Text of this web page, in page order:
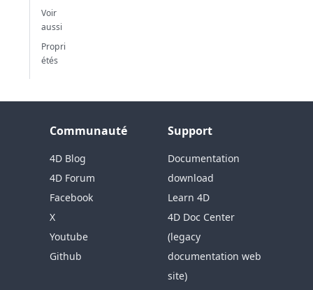
Voir
aussi
Propri
étés
Communauté
4D Blog
4D Forum
Facebook
X
Youtube
Github
Support
Documentation
download
Learn 4D
4D Doc Center
(legacy
documentation web
site)